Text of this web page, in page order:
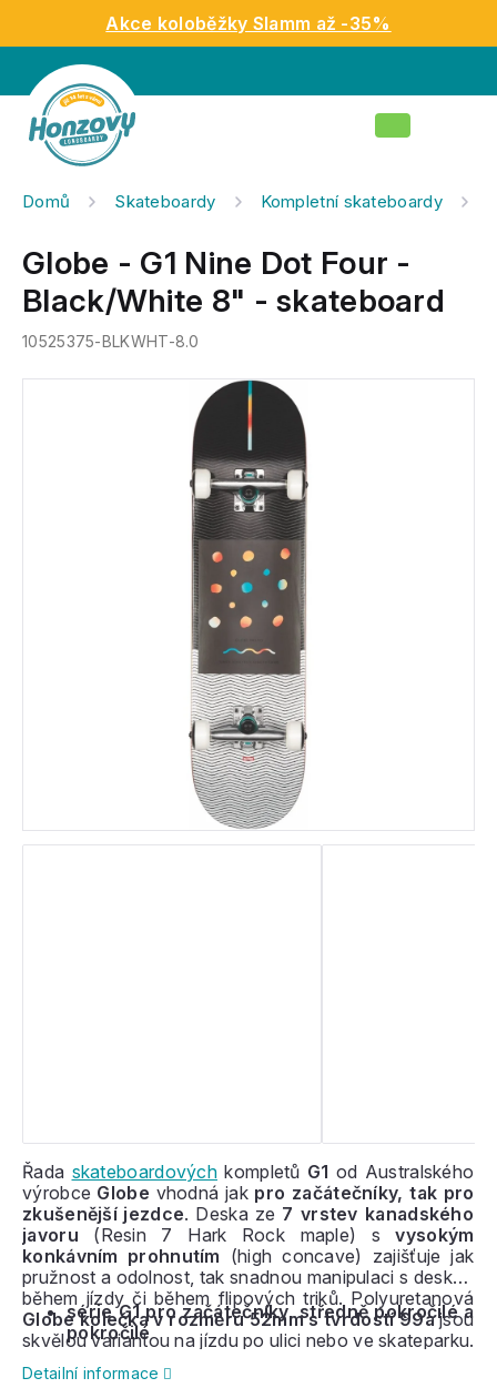
obsah
Akce koloběžky Slamm až -35%
Nákupní
Domů Skateboardy Kompletní skateboardy
Globe - G1 Nine Dot Four -
Black/White 8" - skateboard
10525375-BLKWHT-8.0
Řada skateboardových kompletů G1 od Australského
výrobce Globe vhodná jak pro začátečníky, tak pro
zkušenější jezdce. Deska ze 7 vrstev kanadského
javoru (Resin 7 Hark Rock maple) svysokým
konkávním prohnutím (high concave) zajišťuje jak
pružnost a odolnost, tak snadnou manipulaci s deskou
během jízdy či během flipových triků. Polyuretanová
Globe kolečka v rozměru 52mm s tvrdostí 99ajsou
skvělou variantou na jízdu po ulici nebo ve skateparku.
Kolečka jsou k desce přichycené pomocí
alloy trucks, zakladatelem této značky je ikonický
série G1 pro začátečníky, středně pokročilé a
pokročilé
Detailní informace